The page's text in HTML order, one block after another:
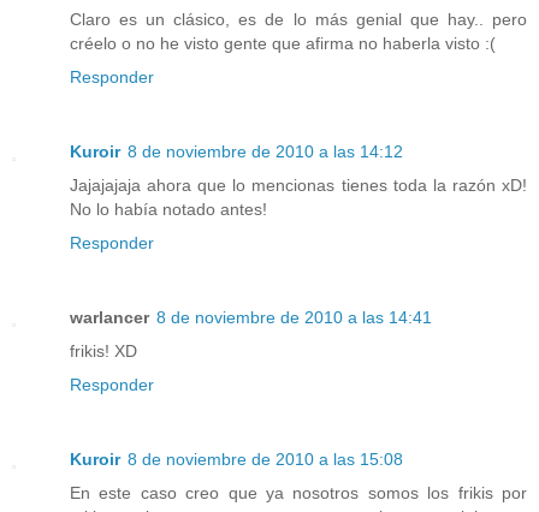
Claro es un clásico, es de lo más genial que hay.. pero
créelo o no he visto gente que afirma no haberla visto :(
Responder
Kuroir 8 de noviembre de 2010 a las 14:12
Jajajajaja ahora que lo mencionas tienes toda la razón xD!
No lo había notado antes!
Responder
warlancer 8 de noviembre de 2010 a las 14:41
frikis! XD
Responder
Kuroir 8 de noviembre de 2010 a las 15:08
En este caso creo que ya nosotros somos los frikis por